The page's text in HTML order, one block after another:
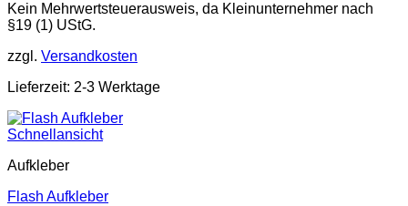
Kein Mehrwertsteuerausweis, da Kleinunternehmer nach
§19 (1) UStG.
zzgl. Versandkosten
Lieferzeit: 2-3 Werktage
Schnellansicht
Aufkleber
Flash Aufkleber